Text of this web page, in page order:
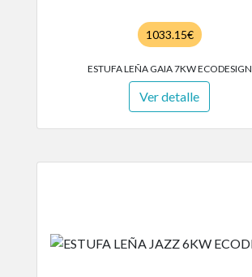
1033.15€
ESTUFA LEÑA GAIA 7KW ECODESIGN
Ver detalle